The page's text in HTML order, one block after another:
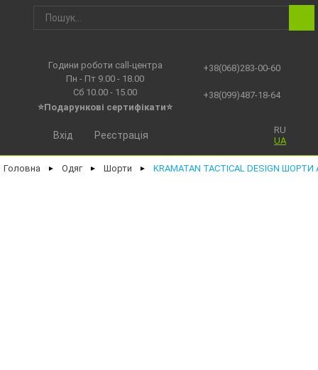
Години роботи call-центра
Пн - Пт 9.00 - 18.00
Сб 10.00 - 15.00
⭐Подарункові сертифікати⭐
+38(068)283-00-60
+38(099)487-18-64
RU
UA
Вхід Реєстрація
Головна ► Одяг ► Шорти ► KRAMATAN TACTICAL DESIGN